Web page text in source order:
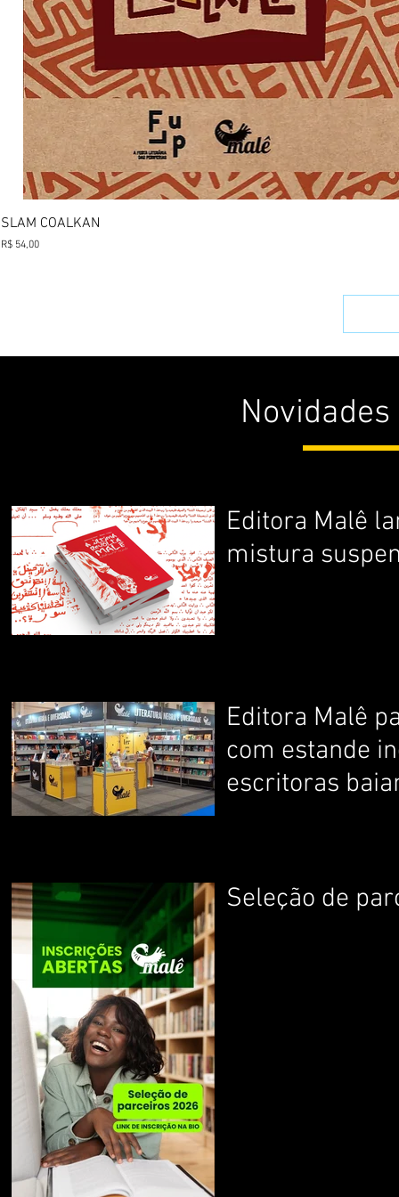
SLAM COALKAN
Preço
R$ 54,00
Novidades
Editora Malê
mistura
Editora Malê
com estande
escritoras
Seleção de